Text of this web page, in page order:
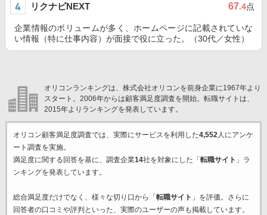
リクナビNEXT 67.4点
企業情報のボリュームが多く、ホームページに記載されていな
い情報（特に仕事内容）が面接で役に立った。（30代／女性）
オリコンランキングは、株式会社オリコンを前身企業に1967年より
スタート。2006年からは顧客満足度調査を開始。転職サイトは、
2015年よりランキングを発表しています。
オリコン顧客満足度調査では、実際にサービスを利用した4,552人にアンケ
ート調査を実施。
満足度に関する回答を基に、調査企業14社を対象にした「 転職サイト 」ラ
ンキングを発表しています。
総合満足度だけでなく、様々な切り口から「 転職サイト 」を評価。さらに
回答者の口コミや評判といった、実際のユーザーの声も掲載しています。